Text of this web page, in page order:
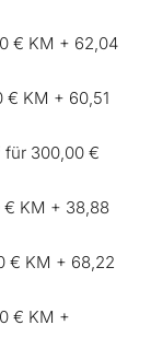
€ KM + 62,04
€ KM + 60,51
für 300,00 €
€ KM + 38,88
€ KM + 68,22
€ KM +